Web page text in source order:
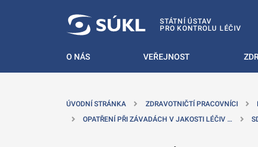
STÁTNÍ ÚSTAV
PRO KONTROLU LÉČIV
O NÁS VEŘEJNOST
ÚVODNÍ STRÁNKA ZDRAVOTNIČTÍ PRACOVNÍCI
OPATŘENÍ PŘI ZÁVADÁCH V JAKOSTI LÉČIV …